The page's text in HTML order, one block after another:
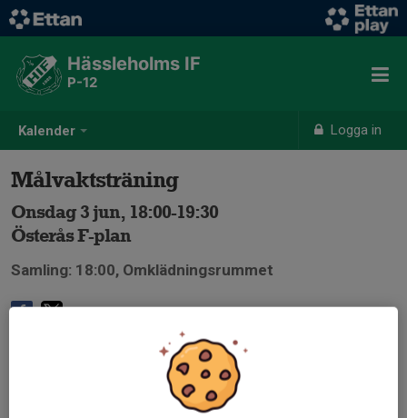
Kalender Logga in
Hässleholms IF
P-12
Målvaktsträning
Onsdag 3 jun, 18:00-19:30
Österås F-plan
Samling: 18:00, Omklädningsrummet